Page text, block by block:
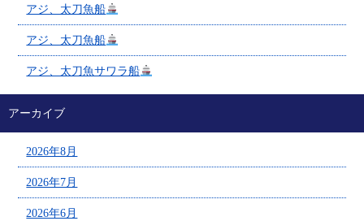
アジ、太刀魚船
アジ、太刀魚船
アジ、太刀魚サワラ船
アーカイブ
2026年8月
2026年7月
2026年6月